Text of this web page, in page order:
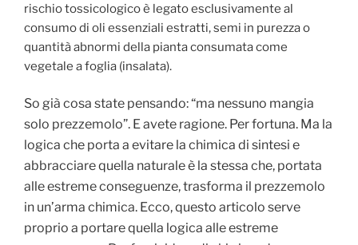
rischio tossicologico è legato esclusivamente al
consumo di oli essenziali estratti, semi in purezza o
quantità abnormi della pianta consumata come
vegetale a foglia (insalata).
So già cosa state pensando: “ma nessuno mangia
solo prezzemolo”. E avete ragione. Per fortuna. Ma la
logica che porta a evitare la chimica di sintesi e
abbracciare quella naturale è la stessa che, portata
alle estreme conseguenze, trasforma il prezzemolo
in un’arma chimica. Ecco, questo articolo serve
proprio a portare quella logica alle estreme